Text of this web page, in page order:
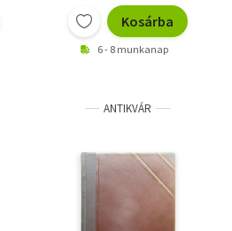
Kosárba
6 - 8 munkanap
ANTIKVÁR